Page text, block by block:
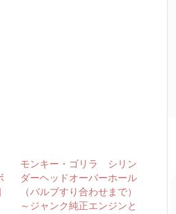
モンキー・ゴリラ シリン
ダーヘッドオーバーホール
（バルブすり合わせまで）
～ジャンク純正エンジンと